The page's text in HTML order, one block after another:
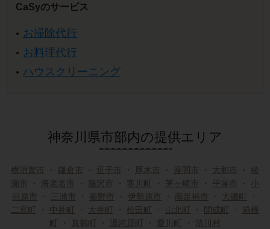
CaSyのサービス
お掃除代行
お料理代行
ハウスクリーニング
神奈川県市部内の提供エリア
横須賀市 ・ 鎌倉市 ・ 逗子市 ・ 厚木市 ・ 座間市 ・ 大和市 ・ 綾
瀬市
・ 海老名市 ・ 藤沢市 ・ 寒川町 ・ 茅ヶ崎市 ・ 平塚市 ・ 小
田原市
・ 三浦市 ・ 秦野市 ・ 伊勢原市 ・ 南足柄市 ・ 大磯町 ・
二宮町 ・ 中井町 ・ 大井町 ・ 松田町 ・ 山北町 ・ 開成町 ・ 箱根
町 ・ 真鶴町 ・ 湯河原町 ・ 愛川町 ・ 清川村